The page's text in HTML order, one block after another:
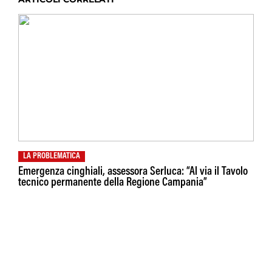
LA PROBLEMATICA
Emergenza cinghiali, assessora Serluca: “Al via il Tavolo
tecnico permanente della Regione Campania”